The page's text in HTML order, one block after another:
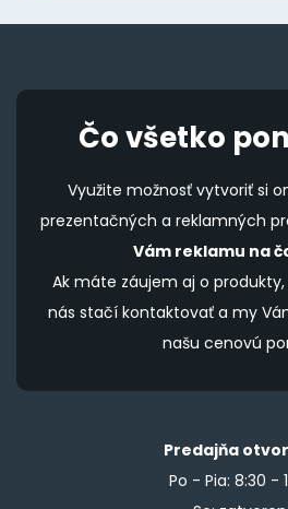
Čo všetko
Využite možnosť vytvoriť si
prezentačných a reklamných
Vám reklamu na
Ak máte záujem aj o
nás stačí kontaktovať a my
našu cenovú
Predajňa
Po - Pia: 8:30 -